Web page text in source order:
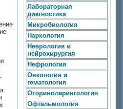
Лабораторная
диагностика
Микробиология
Наркология
Неврология и
нейрохирургия
Нефрология
Онкология и
гематология
Оториноларингология
Офтальмология